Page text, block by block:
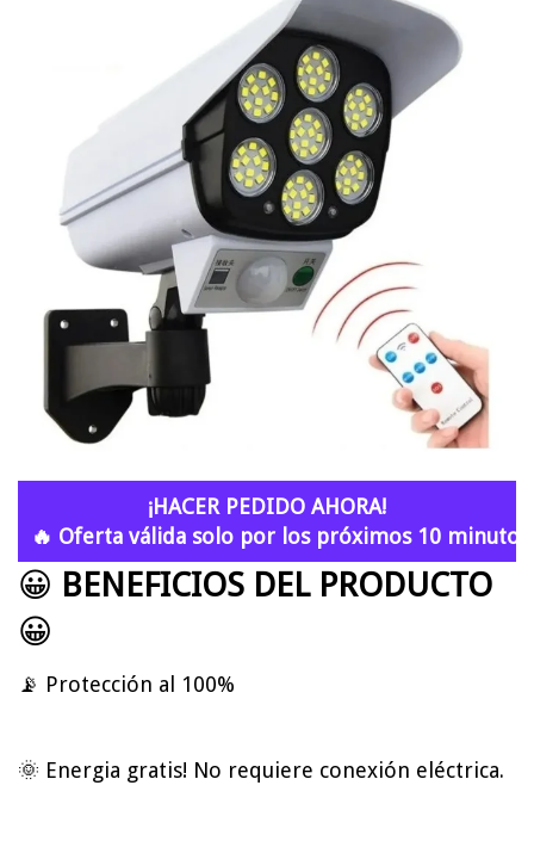
¡HACER PEDIDO AHORA!
🔥 Oferta válida solo por los próximos 10 minutos.
😀 BENEFICIOS DEL PRODUCTO
😀
📡 Protección al 100%
🌞 Energia gratis! No requiere conexión eléctrica.